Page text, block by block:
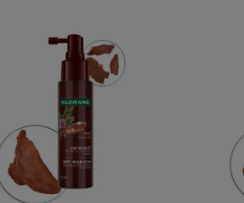
HAARUITVAL
Intens
versterkend
serum
met
Kinine